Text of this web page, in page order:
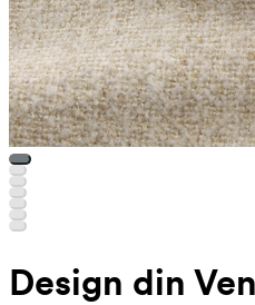
Design din